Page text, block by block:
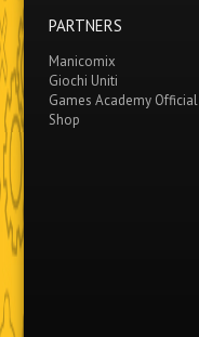
PARTNERS
Manicomix
Giochi Uniti
Games Academy Official
Shop